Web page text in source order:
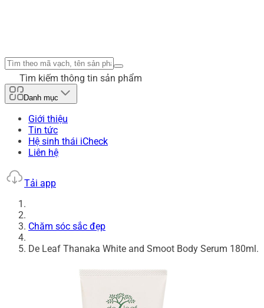
Tìm kiếm thông tin sản phẩm
Danh mục
Giới thiệu
Tin tức
Hệ sinh thái iCheck
Liên hệ
Tải app
Chăm sóc sắc đẹp
De Leaf Thanaka White and Smoot Body Serum 180ml.